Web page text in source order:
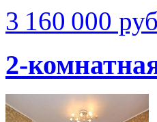
3 160 000
2-